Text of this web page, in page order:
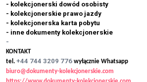
- kolekcjonerski dowód osobisty
- kolekcjonerskie prawo jazdy
- kolekcjonerska karta pobytu
- inne dokumenty kolekcjonerskie
-
KONTAKT
tel. +44 744 3209 776 wyłącznie Whatsapp
biuro@dokumenty-kolekcjonerskie.com